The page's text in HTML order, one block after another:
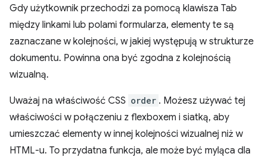
Gdy użytkownik przechodzi za pomocą klawisza Tab
między linkami lub polami formularza, elementy te są
zaznaczane w kolejności, w jakiej występują w strukturze
dokumentu. Powinna ona być zgodna z kolejnością
wizualną.
Uważaj na właściwość CSS order . Możesz używać tej
właściwości w połączeniu z flexboxem i siatką, aby
umieszczać elementy w innej kolejności wizualnej niż w
HTML-u. To przydatna funkcja, ale może być myląca dla